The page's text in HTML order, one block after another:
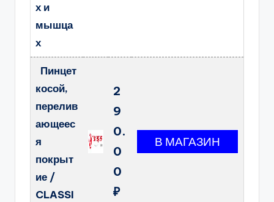
х и
мышца
х
Пинцет
косой,
перелив
ающеес
я
покрыт
ие /
CLASSI
2
9
0.
0
0
₽